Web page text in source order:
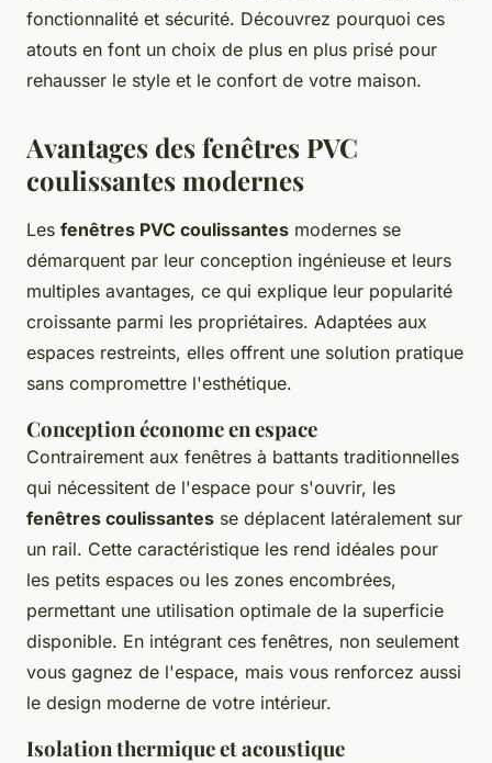
fonctionnalité et sécurité. Découvrez pourquoi ces
atouts en font un choix de plus en plus prisé pour
rehausser le style et le confort de votre maison.
Avantages des fenêtres PVC
coulissantes modernes
Les fenêtres PVC coulissantes modernes se
démarquent par leur conception ingénieuse et leurs
multiples avantages, ce qui explique leur popularité
croissante parmi les propriétaires. Adaptées aux
espaces restreints, elles offrent une solution pratique
sans compromettre l'esthétique.
Conception économe en espace
Contrairement aux fenêtres à battants traditionnelles
qui nécessitent de l'espace pour s'ouvrir, les
fenêtres coulissantes se déplacent latéralement sur
un rail. Cette caractéristique les rend idéales pour
les petits espaces ou les zones encombrées,
permettant une utilisation optimale de la superficie
disponible. En intégrant ces fenêtres, non seulement
vous gagnez de l'espace, mais vous renforcez aussi
le design moderne de votre intérieur.
Isolation thermique et acoustique